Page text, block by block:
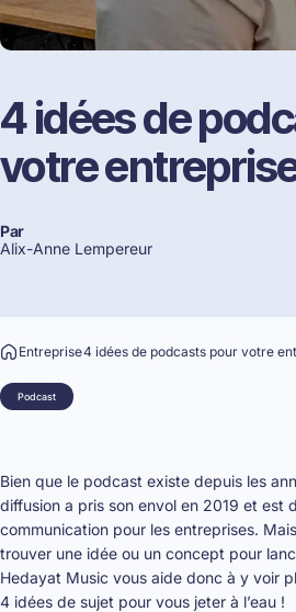
4idéesde
votre
Par
Alix-Anne Lempereur
Entreprise4 idées de podcasts pour votre
Podcast
Bien que le podcast existe depuis les
diffusion a pris son envol en 2019 et est
communication pour les entreprises.
trouver une idée ou un concept pour
Hedayat Music vous aide donc à y voir
4 idées de sujet pour vous jeter à l’eau !